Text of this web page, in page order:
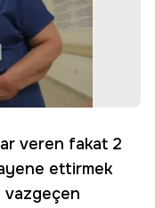
veren fakat 2
ettirmek
vazgeçen